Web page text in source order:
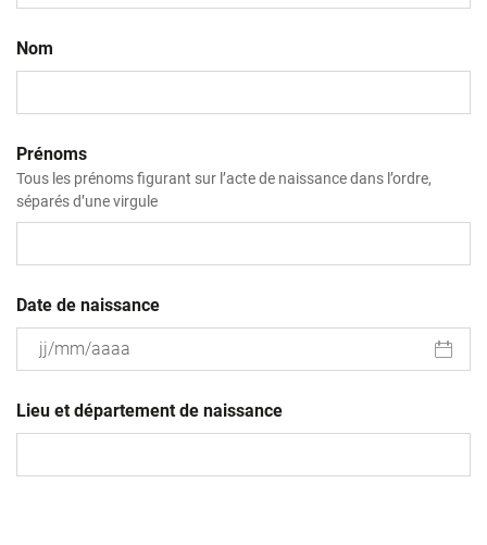
Nom
Prénoms
Tous les prénoms figurant sur l’acte de naissance dans l’ordre,
séparés d’une virgule
Date de naissance
slash
MM
Lieu et département de naissance